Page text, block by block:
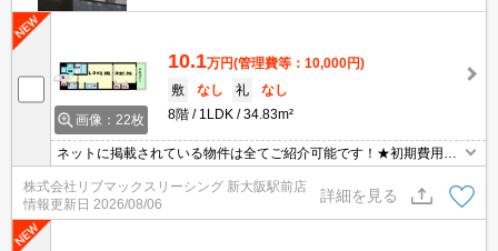
画像：22枚
10.1万円(管理費等：10,000円)
敷
なし 礼
なし
8階
1LDK 34.83m²
ネットに掲載されている物件は全てご紹介可能です！★初期費用ク
レジット決済可能★ご内覧可能です。★敷金礼金0円
株式会社リブマックスリーシング 新大阪駅前店
情報更新日 2026/08/06
詳細を見る